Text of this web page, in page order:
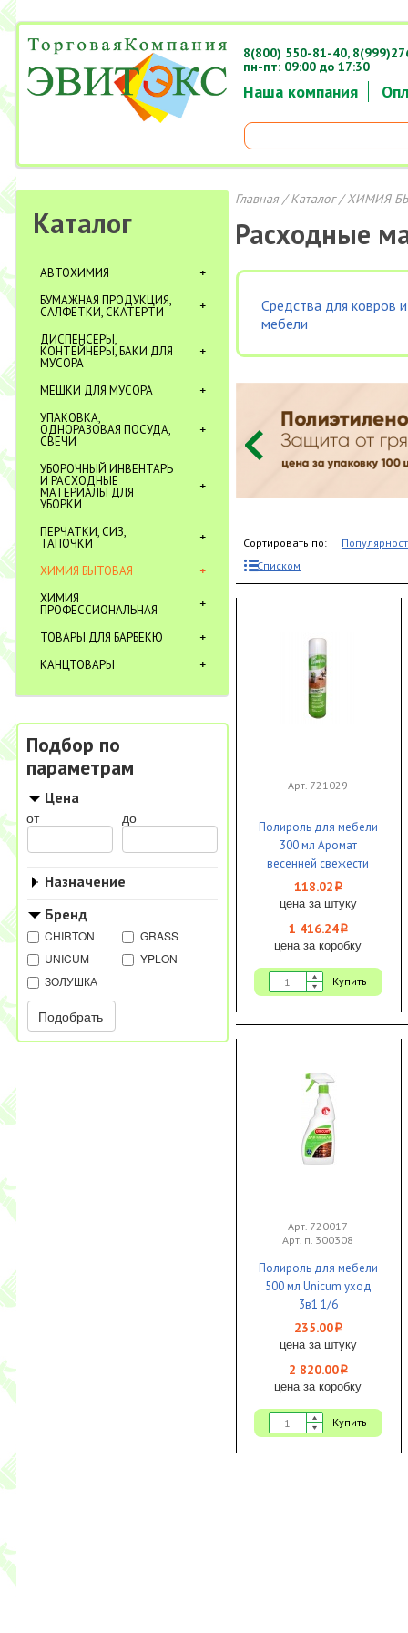
Наша компания
8(800) 550-81-40,
пн-пт: 09:00 до 17:30
Каталог
АВТОХИМИЯ
БУМАЖНАЯ ПРОДУКЦИЯ,
САЛФЕТКИ, СКАТЕРТИ
ДИСПЕНСЕРЫ,
КОНТЕЙНЕРЫ, БАКИ ДЛЯ
МУСОРА
МЕШКИ ДЛЯ МУСОРА
УПАКОВКА,
ОДНОРАЗОВАЯ ПОСУДА,
СВЕЧИ
УБОРОЧНЫЙ ИНВЕНТАРЬ
И РАСХОДНЫЕ
МАТЕРИАЛЫ ДЛЯ
УБОРКИ
ПЕРЧАТКИ, СИЗ,
ТАПОЧКИ
ХИМИЯ БЫТОВАЯ
ХИМИЯ
ПРОФЕССИОНАЛЬНАЯ
ТОВАРЫ ДЛЯ БАРБЕКЮ
КАНЦТОВАРЫ
Подбор по
параметрам
Цена
от до
Назначение
Бренд
CHIRTON
GRASS
UNICUM
YPLON
ЗОЛУШКА
Подобрать
Главная/Каталог/ХИМИЯ
Расходные
Средства для ковров
мебели
Сортировать по:
Списком
Арт. 721029
Полироль для мебели
300 мл Аромат
весенней свежести
Limpia 1/12
118.02 i
цена за штуку
1 416.24i
цена за коробку
Купить
Арт. 720017
Арт. п. 300308
Полироль для мебели
500 мл Unicum уход
3в1 1/6
235.00i
цена за штуку
2 820.00i
цена за коробку
Купить